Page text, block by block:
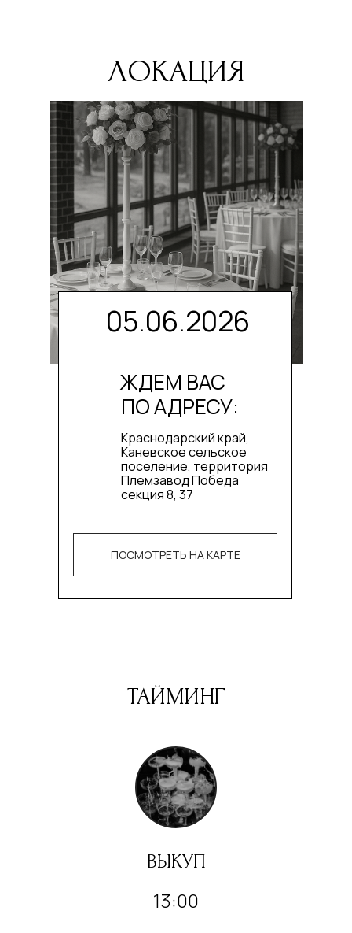
ЛОКАЦИЯ
05.06.2026
Краснодарский край,
Каневское сельское
поселение, территория
Племзавод Победа
секция 8, 37
ПО АДРЕСУ:
ЖДЕМ ВАС
ПОСМОТРЕТЬ НА КАРТЕ
ТАЙМИНГ
ВЫКУП
13:00